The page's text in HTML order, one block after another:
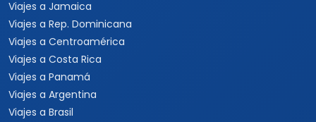
Viajes a Chiapas
Playas de México
Viajes por México
Viajes al Caribe
Viajes a Cuba
Viajes a Punta Cana
Viajes a Jamaica